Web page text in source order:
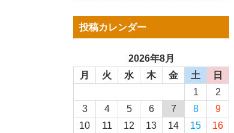
投稿カレンダー
2026年8月
月
火 水 木 金 土 日
1
2
3
4 5 6 7 8
9
10
11 12 13 14 15
16